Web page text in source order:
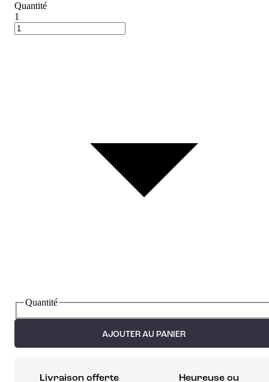
Quantité
1
Quantité
AJOUTER AU PANIER
Livraison offerte Heureuse ou